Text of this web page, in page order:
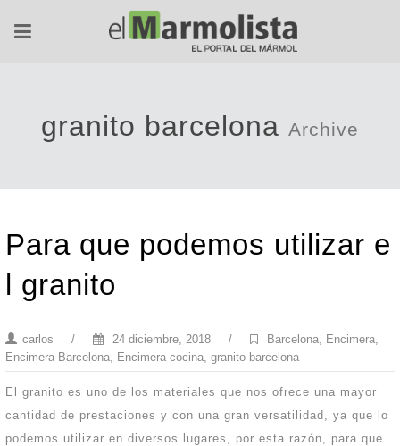
granito barcelona Archive
Para que podemos utilizar e
l granito
carlos / 24 diciembre, 2018 / Barcelona, Encimera,
Encimera Barcelona, Encimera cocina, granito barcelona
El granito es uno de los materiales que nos ofrece una mayor
cantidad de prestaciones y con una gran versatilidad, ya que lo
podemos utilizar en diversos lugares, por esta razón, para que